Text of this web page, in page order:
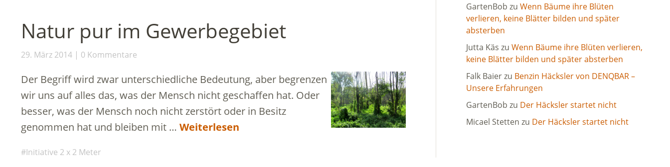
Natur pur im Gewerbegebiet
29. März 2014 0 Kommentare
Der Begriff wird zwar unterschiedliche Bedeutung, aber begrenzen
wir uns auf alles das, was der Mensch nicht geschaffen hat. Oder
besser, was der Mensch noch nicht zerstört oder in Besitz
genommen hat und bleiben mit … Weiterlesen
Initiative 2 x 2 Meter
GartenBob zu Wenn Bäume ihre Blüten
verlieren, keine Blätter bilden und später
absterben
Jutta Käs zu Wenn Bäume ihre Blüten verlieren,
keine Blätter bilden und später absterben
Falk Baierzu Benzin Häcksler von DENQBAR –
Unsere Erfahrungen
GartenBob zu Der Häcksler startet nicht
Micael Stetten zu Der Häcksler startet nicht